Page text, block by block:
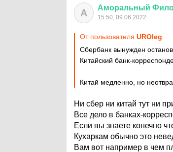
А Аморальный
15:50, 09.06.2022
От пользователя UROleg
Сбербанк вынужден
Китайский банк-
Китай медленно, но
Ни сбер ни китай тут ни
Все дело в банках-
Если вы знаете конечно
Кухаркам обычно это
Вам вот например в чем